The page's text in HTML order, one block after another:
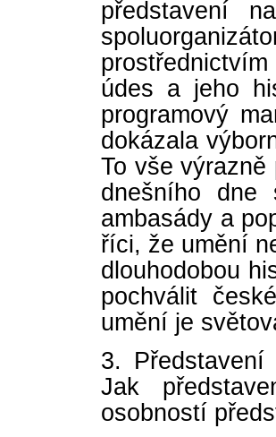
představení
údes a jeho
programový
dokázala
To vše výrazně
dnešního dne
ambasády a
říci, že umění
dlouhodobou
pochválit
umění je
3.
Jak
osobností